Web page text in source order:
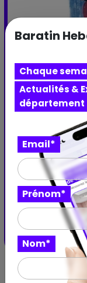
Muriel
La Halle Flachat
gastronomie et
Halle
17 janvier
Baratin
Chaque
Actualités &
département
Email*
Prénom*
Nom*